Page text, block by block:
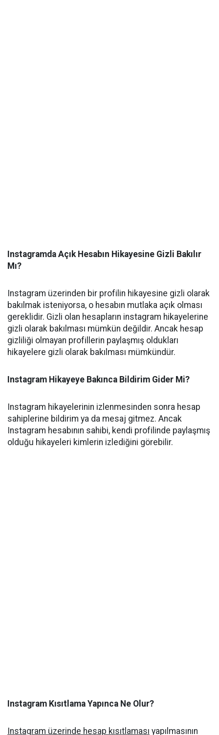
Instagramda Açık Hesabın Hikayesine Gizli Bakılır
Mı?
Instagram üzerinden bir profilin hikayesine gizli olarak
bakılmak isteniyorsa, o hesabın mutlaka açık olması
gereklidir. Gizli olan hesapların instagram hikayelerine
gizli olarak bakılması mümkün değildir. Ancak hesap
gizliliği olmayan profillerin paylaşmış oldukları
hikayelere gizli olarak bakılması mümkündür.
Instagram Hikayeye Bakınca Bildirim Gider Mi?
Instagram hikayelerinin izlenmesinden sonra hesap
sahiplerine bildirim ya da mesaj gitmez. Ancak
Instagram hesabının sahibi, kendi profilinde paylaşmış
olduğu hikayeleri kimlerin izlediğini görebilir.
Instagram Kısıtlama Yapınca Ne Olur?
Instagram üzerinde hesap kısıtlaması yapılmasının